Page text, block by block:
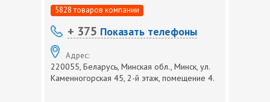
5828 товаров компании
+ 375 Показать телефоны
Адрес:
220055, Беларусь, Минская обл., Минск, ул.
Каменногорская 45, 2-й этаж, помещение 4.